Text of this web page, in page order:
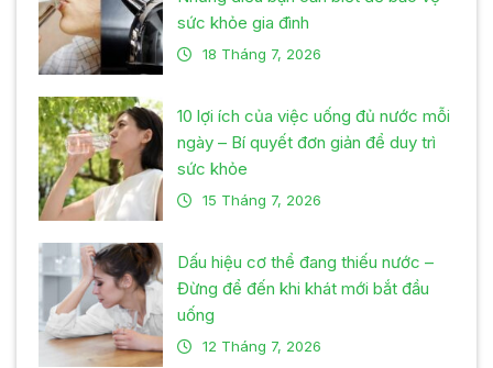
sức khỏe gia đình
18 Tháng 7, 2026
10 lợi ích của việc uống đủ nước mỗi
ngày – Bí quyết đơn giản để duy trì
sức khỏe
15 Tháng 7, 2026
Dấu hiệu cơ thể đang thiếu nước –
Đừng để đến khi khát mới bắt đầu
uống
12 Tháng 7, 2026